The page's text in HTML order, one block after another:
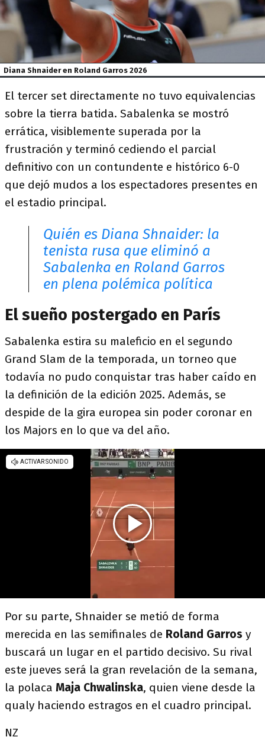
Diana Shnaider en Roland Garros 2026
El tercer set directamente no tuvo equivalencias
sobre la tierra batida. Sabalenka se mostró
errática, visiblemente superada por la
frustración y terminó cediendo el parcial
definitivo con un contundente e histórico 6-0
que dejó mudos a los espectadores presentes en
el estadio principal.
Quién es Diana Shnaider: la
tenista rusa que eliminó a
Sabalenka en Roland Garros
en plena polémica política
El sueño postergado en París
Sabalenka estira su maleficio en el segundo
Grand Slam de la temporada, un torneo que
todavía no pudo conquistar tras haber caído en
la definición de la edición 2025. Además, se
despide de la gira europea sin poder coronar en
los Majors en lo que va del año.
Por su parte, Shnaider se metió de forma
merecida en las semifinales de Roland Garros y
buscará un lugar en el partido decisivo. Su rival
este jueves será la gran revelación de la semana,
la polaca Maja Chwalinska, quien viene desde la
qualy haciendo estragos en el cuadro principal.
NZ